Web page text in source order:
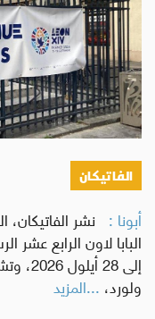
الفاتيكان
أبونا : نشر الفاتيكان،
إلى
ولورد، ...المزيد